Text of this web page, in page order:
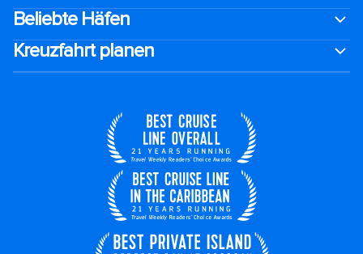
Beliebte Häfen
Kreuzfahrt planen